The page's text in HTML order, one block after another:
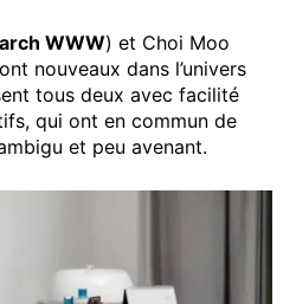
WWW) et Choi Moo
nouveaux dans l’univers
tous deux avec facilité
qui ont en commun de
et peu avenant.